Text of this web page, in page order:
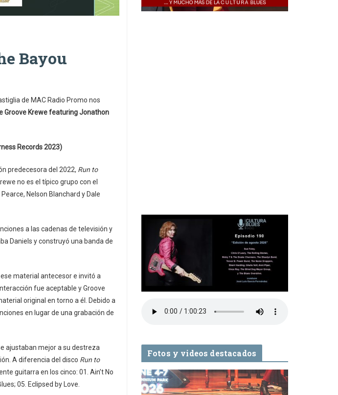
Bayou
de MAC Radio Promo nos
Groove Krewe featuring Jonathon
Records 2023)
predecesora del 2022, Run to
no es el típico grupo con el
Nelson Blanchard y Dale
a las cadenas de televisión y
Daniels y construyó una banda de
material antecesor e invitó a
fue aceptable y Groove
original en torno a él. Debido a
en lugar de una grabación de
ajustaban mejor a su destreza
A diferencia del disco Run to
guitarra en los cinco: 01. Ain’t No
05. Eclipsed by Love.
Fotos y videos destacados